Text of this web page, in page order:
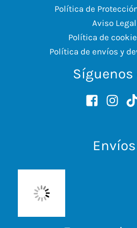
Política de
Aviso Legal
Política de
Política de envíos y
Síguenos
Envíos